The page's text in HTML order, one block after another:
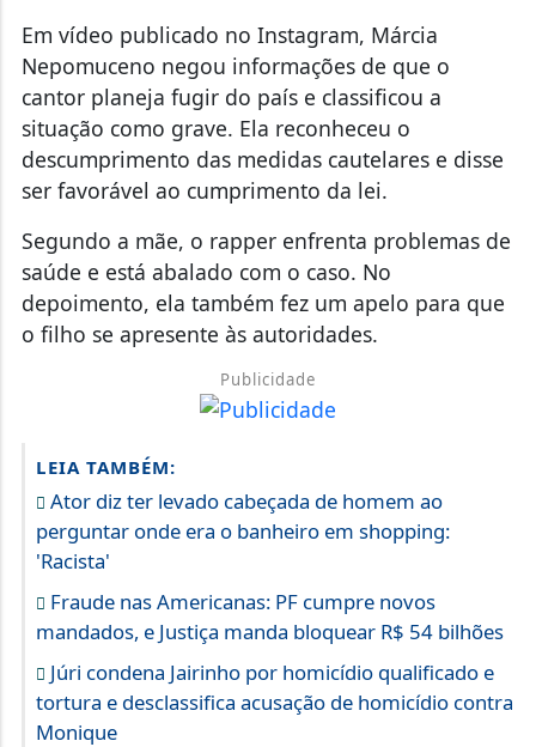
Em vídeo publicado no Instagram, Márcia
Nepomuceno negou informações de que o
cantor planeja fugir do país e classificou a
situação como grave. Ela reconheceu o
descumprimento das medidas cautelares e disse
ser favorável ao cumprimento da lei.
Segundo a mãe, o rapper enfrenta problemas de
saúde e está abalado com o caso. No
depoimento, ela também fez um apelo para que
o filho se apresente às autoridades.
Publicidade
LEIA TAMBÉM:
Ator diz ter levado cabeçada de homem ao
perguntar onde era o banheiro em shopping:
'Racista'
Fraude nas Americanas: PF cumpre novos
mandados, e Justiça manda bloquear R$ 54 bilhões
Júri condena Jairinho por homicídio qualificado e
tortura e desclassifica acusação de homicídio contra
Monique